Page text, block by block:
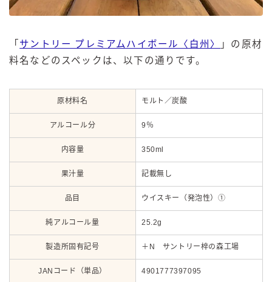
「 サントリー プレミアムハイボール〈白州〉
」の原材
料名などのスペックは、以下の通りです。
原材料名 モルト／炭酸
アルコール分 9％
内容量 350ml
果汁量 記載無し
品目 ウイスキー（発泡性）①
純アルコール量 25.2g
製造所固有記号 ＋N サントリー梓の森工場
JANコード（単品） 4901777397095